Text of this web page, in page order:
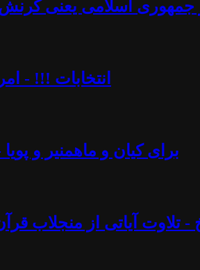
اسلامی یعنی کُرنش
انتخابات !!! -
برای کیان و ماهمنیر و
قرآن (۸۲) - آزاد فارسانی، روشنگران